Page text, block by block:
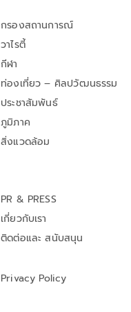
กรองสถานการณ์
วาไรตี้
กีฬา
ท่องเที่ยว – ศิลปวัฒนธรรม
ประชาสัมพันธ์
ภูมิภาค
สิ่งแวดล้อม
PR & PRESS
เกี่ยวกับเรา
ติดต่อและ สนับสนุน
Privacy Policy